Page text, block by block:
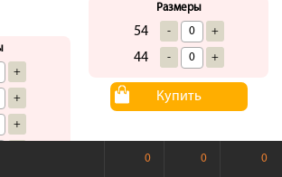
+
+
+
Размеры
54 - +
44 - +
Купить
0 0 0